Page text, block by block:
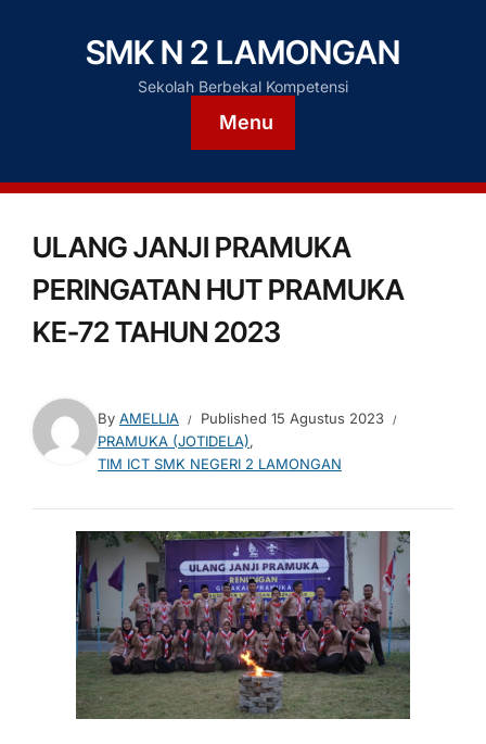
SMK N 2 LAMONGAN
Sekolah Berbekal Kompetensi
Menu
ULANG JANJI PRAMUKA
PERINGATAN HUT PRAMUKA
KE-72 TAHUN 2023
By AMELLIA Published 15 Agustus 2023
PRAMUKA (JOTIDELA),
TIM ICT SMK NEGERI 2 LAMONGAN